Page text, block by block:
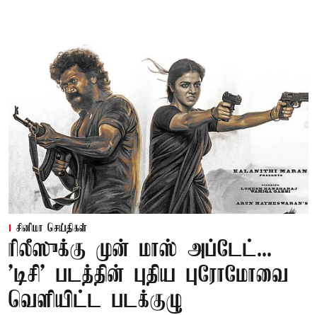
சினிமா செய்திகள்
ரிலீஸுக்கு முன் மாஸ் அப்டேட்...
'டிசி' படத்தின் புதிய புரோமோவை
வெளியிட்ட படக்குழு